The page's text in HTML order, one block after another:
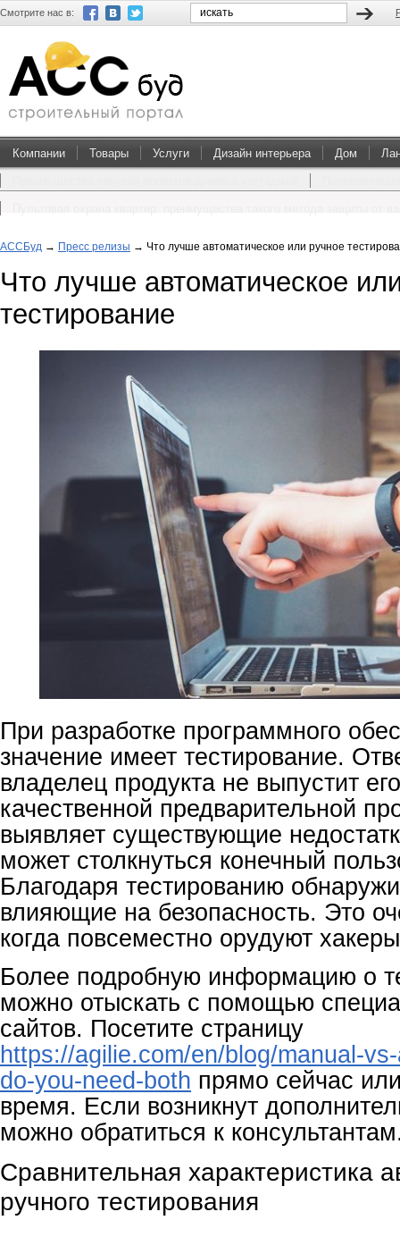
Смотрите нас в:
Компании Товары Услуги Дизайн интерьера Дом
АССБуд → Пресс релизы → Что лучше автоматическое или ручное
Что лучше автоматическое
тестирование
При разработке программного
значение имеет тестирование.
владелец продукта не выпустит
качественной предварительной
выявляет существующие
может столкнуться конечный
Благодаря тестированию
влияющие на безопасность. Это
когда повсеместно орудуют
Более подробную информацию о
можно отыскать с помощью
сайтов. Посетите страницу
https://agilie.com/en/blog/manual-
do-you-need-both прямо сейчас
время. Если возникнут
можно обратиться к
Сравнительная характеристика
ручного тестирования